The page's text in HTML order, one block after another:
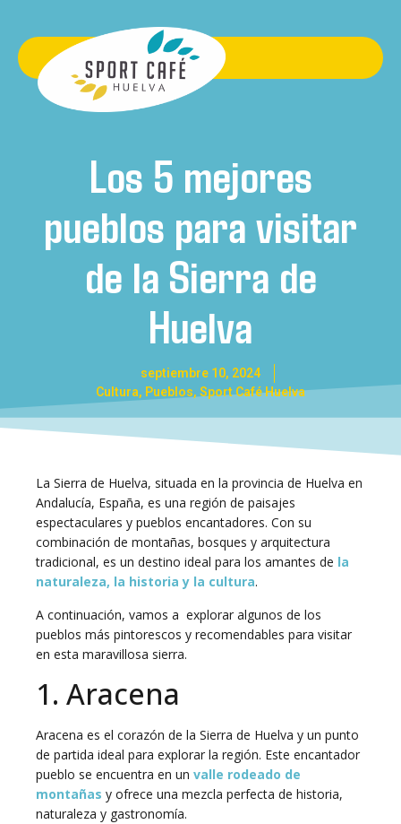
Los 5 mejores
pueblos para visitar
de la Sierra de
Huelva
septiembre 10, 2024
Cultura, Pueblos, Sport Café Huelva
La Sierra de Huelva, situada en la provincia de Huelva en
Andalucía, España, es una región de paisajes
espectaculares y pueblos encantadores. Con su
combinación de montañas, bosques y arquitectura
tradicional, es un destino ideal para los amantes de la
naturaleza, la historia y la cultura.
A continuación, vamos a explorar algunos de los
pueblos más pintorescos y recomendables para visitar
en esta maravillosa sierra.
1. Aracena
Aracena es el corazón de la Sierra de Huelva y un punto
de partida ideal para explorar la región. Este encantador
pueblo se encuentra en un valle rodeado de
montañas y ofrece una mezcla perfecta de historia,
naturaleza y gastronomía.